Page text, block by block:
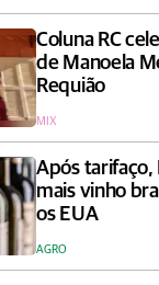
Coluna RC
de Manoela
Requião
MIX
Após
mais vinho
os EUA
AGRO